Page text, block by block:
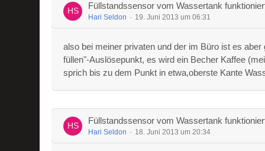
Füllstandssensor vom Wassertank
Hari Seldon 19. Juni 2013 um 06:31
also bei meiner privaten und der im Büro ist es
füllen"-Auslösepunkt, es wird ein Becher Kaffee
sprich bis zu dem Punkt in etwa,oberste Kante
Füllstandssensor vom Wassertank
Hari Seldon 18. Juni 2013 um 20:34